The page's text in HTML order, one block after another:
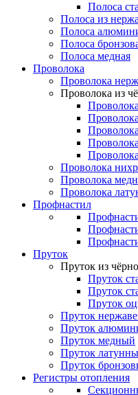
Полоса
Полоса из
Полоса
Полоса
Полоса медная
Проволока
Проволока
Проволока из
Проволока
Проволока
Проволока
Профнастил
Пруток
Пруток из
Пруток
Пруток
Пруток
Пруток
Пруток
Пруток медный
Пруток
Пруток
Регистры отопления